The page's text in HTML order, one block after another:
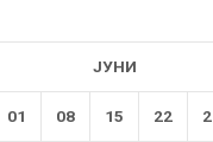
ЈУНИ
01 08 15 22